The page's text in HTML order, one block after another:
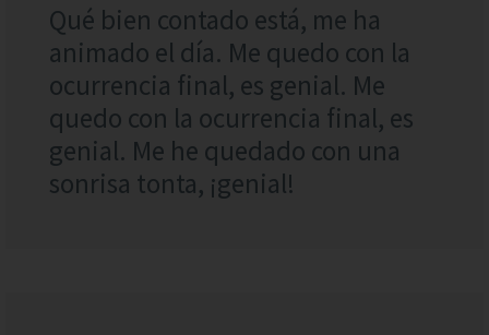
Qué bien contado está, me ha
animado el día. Me quedo con la
ocurrencia final, es genial. Me
quedo con la ocurrencia final, es
genial. Me he quedado con una
sonrisa tonta, ¡genial!